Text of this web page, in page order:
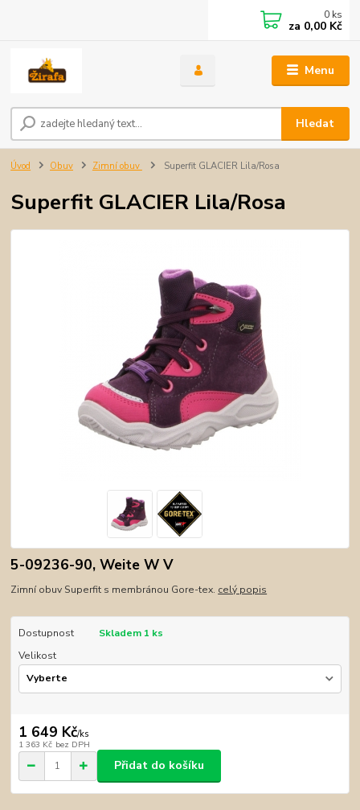
Menu
Hledat
0 ks
za 0,00 Kč
Úvod Obuv Zimní obuv Superfit GLACIER Lila/Rosa
Superfit GLACIER Lila/Rosa
5-09236-90, Weite W V
Zimní obuv Superfit s membránou Gore-tex. celý popis
Dostupnost
Skladem 1 ks
Velikost
1 649 Kč/ks
1 363 Kč bez DPH
Přidat do košíku